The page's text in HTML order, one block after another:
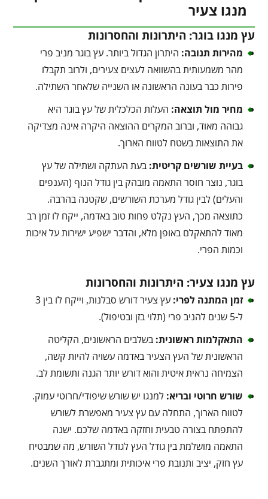
מנגו צעיר
עץ מנגו בוגר: היתרונות והחסרונות
מהירות תנובה: היתרון הגדול ביותר. עץ בוגר מניב פרי
מהר משמעותית בהשוואה לעצים צעירים, ולרוב תקבלו
פירות כבר בעונה הראשונה או השנייה שלאחר השתילה.
מחיר מול תוצאה: העלות הכלכלית של עץ בוגר היא
גבוהה מאוד, וברוב המקרים ההוצאה היקרה אינה מצדיקה
את התוצאות בשטח לטווח הארוך.
בעיית שורשים קריטית: בעת העתקה ושתילה של עץ
בוגר, נוצר חוסר התאמה מובהק בין גודל הנוף (הענפים
והעלים) לבין גודל מערכת השורשים, שקטנה בהרבה.
כתוצאה מכך, העץ נקלט פחות טוב באדמה, ייקח לו זמן רב
מאוד להתאקלם באופן מלא, והדבר ישפיע ישירות על איכות
וכמות הפרי.
עץ מנגו צעיר: היתרונות והחסרונות
זמן המתנה לפרי:
עץ צעיר דורש סבלנות, וייקח לו בין 3
ל-5 שנים להניב פרי (תלוי בזן ובטיפול).
התאקלמות ראשונית: בשלבים הראשונים, הקליטה
הראשונית של העץ הצעיר באדמה עשויה להיות קשה,
הצמיחה נראית איטית והוא דורש יותר הגנה ותשומת לב.
שורש חרוטי ובריא: למנגו יש שורש שיפודי/חרוטי עמוק.
לטווח הארוך, התחלה עם עץ צעיר מאפשרת לשורש
להתפתח בצורה טבעית וחזקה באדמה שלכם. ישנה
התאמה מושלמת בין גודל העץ לגודל השורש, מה שמבטיח
עץ חזק, יציב ותנובת פרי איכותית ומתגברת לאורך השנים.